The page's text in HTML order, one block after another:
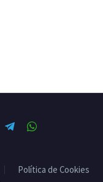
Política de Cookies